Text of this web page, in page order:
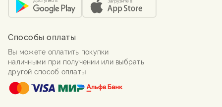
Способы оплаты
Вы можете оплатить покупки
наличными при получении или выбрать
другой способ оплаты